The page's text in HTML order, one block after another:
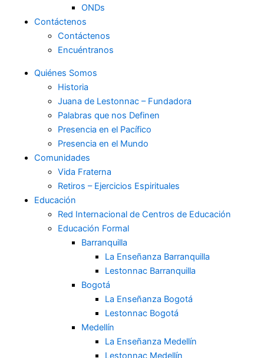
ONDs
Contáctenos
Contáctenos
Encuéntranos
Quiénes Somos
Historia
Juana de Lestonnac – Fundadora
Palabras que nos Definen
Presencia en el Pacífico
Presencia en el Mundo
Comunidades
Vida Fraterna
Retiros – Ejercicios Espirituales
Educación
Red Internacional de Centros de Educación
Educación Formal
Barranquilla
La Enseñanza Barranquilla
Lestonnac Barranquilla
Bogotá
La Enseñanza Bogotá
Lestonnac Bogotá
Medellín
La Enseñanza Medellín
Lestonnac Medellín